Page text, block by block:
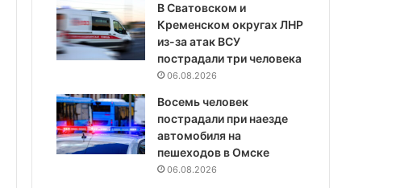
В Сватовском и
Кременском округах ЛНР
из-за атак ВСУ
пострадали три человека
06.08.2026
Восемь человек
пострадали при наезде
автомобиля на
пешеходов в Омске
06.08.2026